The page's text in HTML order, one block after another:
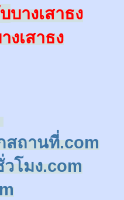
บางเสาธง
งเสาธง
สถานที่.com
โมง.com